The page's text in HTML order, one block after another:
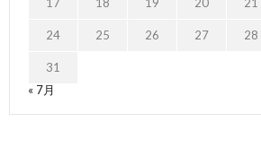
24 25 26 27 28
31
« 7月